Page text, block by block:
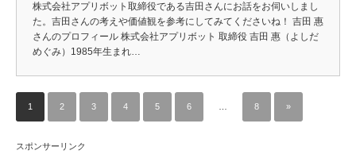
株式会社アプリボット取締役である吉田さんにお話をお伺いしまし
た。吉田さんの考えや価値観を参考にしてみてくださいね！ 吉田 惠
さんのプロフィール 株式会社アプリボット 取締役 吉田 惠（よしだ
めぐみ）1985年生まれ…
1 2 3 4 5 6 8 »
スポンサーリンク